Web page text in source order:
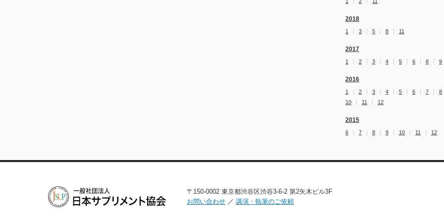
2018
1 3 5 8 11
2017
1 2 3 4 5 6 8 9
2016
1 2 3 4 5 6 7
8
10
11 12
2015
6 7 8 9 10 11 12
〒150-0002 東京都渋谷区渋谷3-6-2 第2矢木ビル3F
お問い合わせ ／ 講演・執筆のご依頼